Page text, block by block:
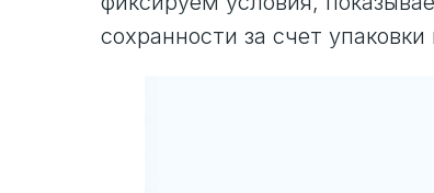
сохранности за счет